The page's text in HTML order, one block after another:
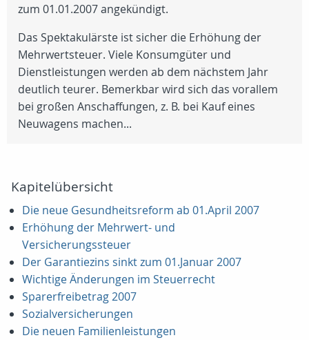
zum 01.01.2007 angekündigt.
Das Spektakulärste ist sicher die Erhöhung der
Mehrwertsteuer. Viele Konsumgüter und
Dienstleistungen werden ab dem nächstem Jahr
deutlich teurer. Bemerkbar wird sich das vorallem
bei großen Anschaffungen, z. B. bei Kauf eines
Neuwagens machen...
Kapitelübersicht
Die neue Gesundheitsreform ab 01.April 2007
Erhöhung der Mehrwert- und
Versicherungssteuer
Der Garantiezins sinkt zum 01.Januar 2007
Wichtige Änderungen im Steuerrecht
Sparerfreibetrag 2007
Sozialversicherungen
Die neuen Familienleistungen